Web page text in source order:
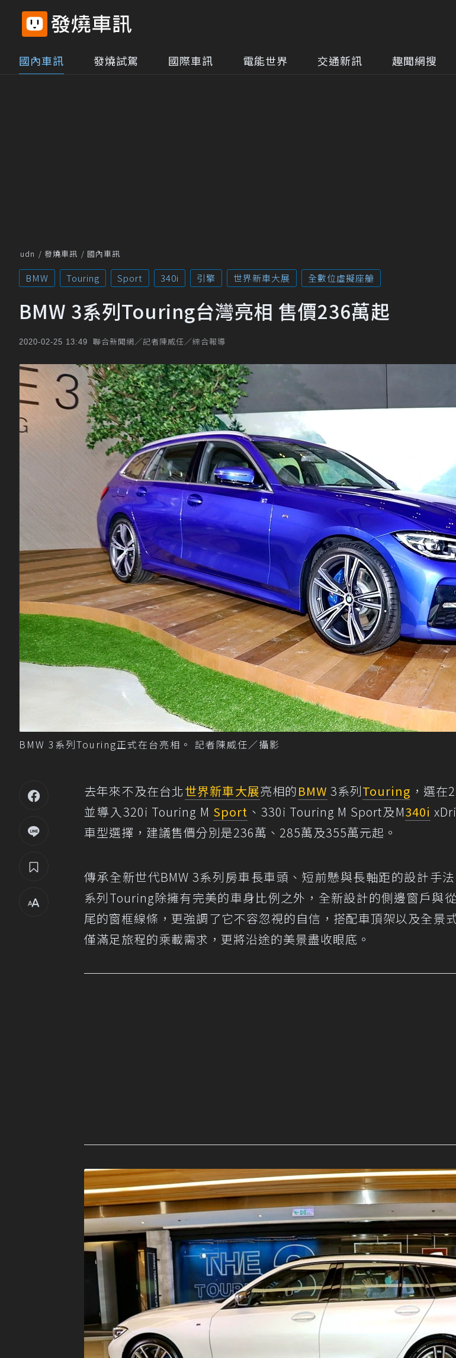
國內車訊 發燒試駕 國際車訊 電能世界 交通新訊 趣聞網搜
udn 發燒車訊 國內車訊
BMW Touring Sport 340i 引擎 世界新車大展 全數位虛擬座艙
BMW 3系列Touring台灣亮相 售價236萬起
2020-02-25 13:49 聯合新聞網／記者陳威任／綜合報導
BMW 3系列Touring正式在台亮相。 記者陳威任／攝影
去年來不及在台北世界新車大展亮相的BMW 3系列Touring ，選在
並導入320i Touring M Sport 、330i Touring M Sport及M340i
車型選擇，建議售價分別是236萬、285萬及355萬元起。
傳承全新世代BMW 3系列房車長車頭、短前懸與長軸距的設計手
系列Touring除擁有完美的車身比例之外，全新設計的側邊窗戶與
尾的窗框線條，更強調了它不容忽視的自信，搭配車頂架以及全景
僅滿足旅程的乘載需求，更將沿途的美景盡收眼底。